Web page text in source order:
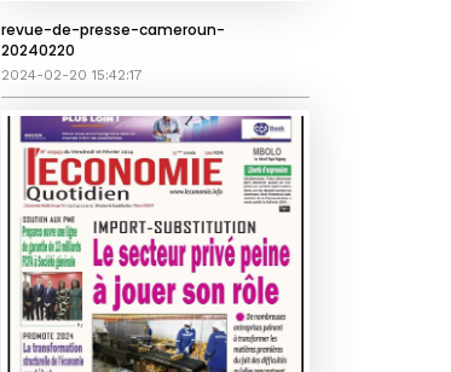
revue-de-presse-cameroun-
20240220
2024-02-20 15:42:17